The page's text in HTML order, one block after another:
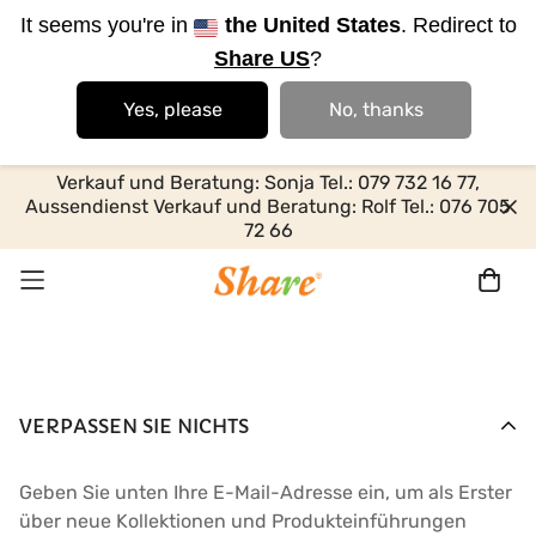
It seems you're in the United States. Redirect to
Share US?
Yes, please No, thanks
Verkauf und Beratung: Sonja Tel.: 079 732 16 77,
Aussendienst Verkauf und Beratung: Rolf Tel.: 076 705
72 66
VERPASSEN SIE NICHTS
Geben Sie unten Ihre E-Mail-Adresse ein, um als Erster
über neue Kollektionen und Produkteinführungen